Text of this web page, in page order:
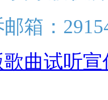
箱：
曲试听